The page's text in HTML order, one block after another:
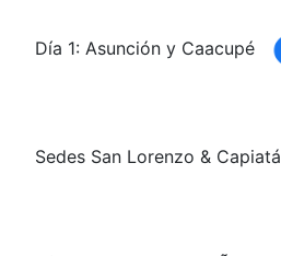
Día 1: Asunción y Caacupé
Sedes San Lorenzo & Capiatá